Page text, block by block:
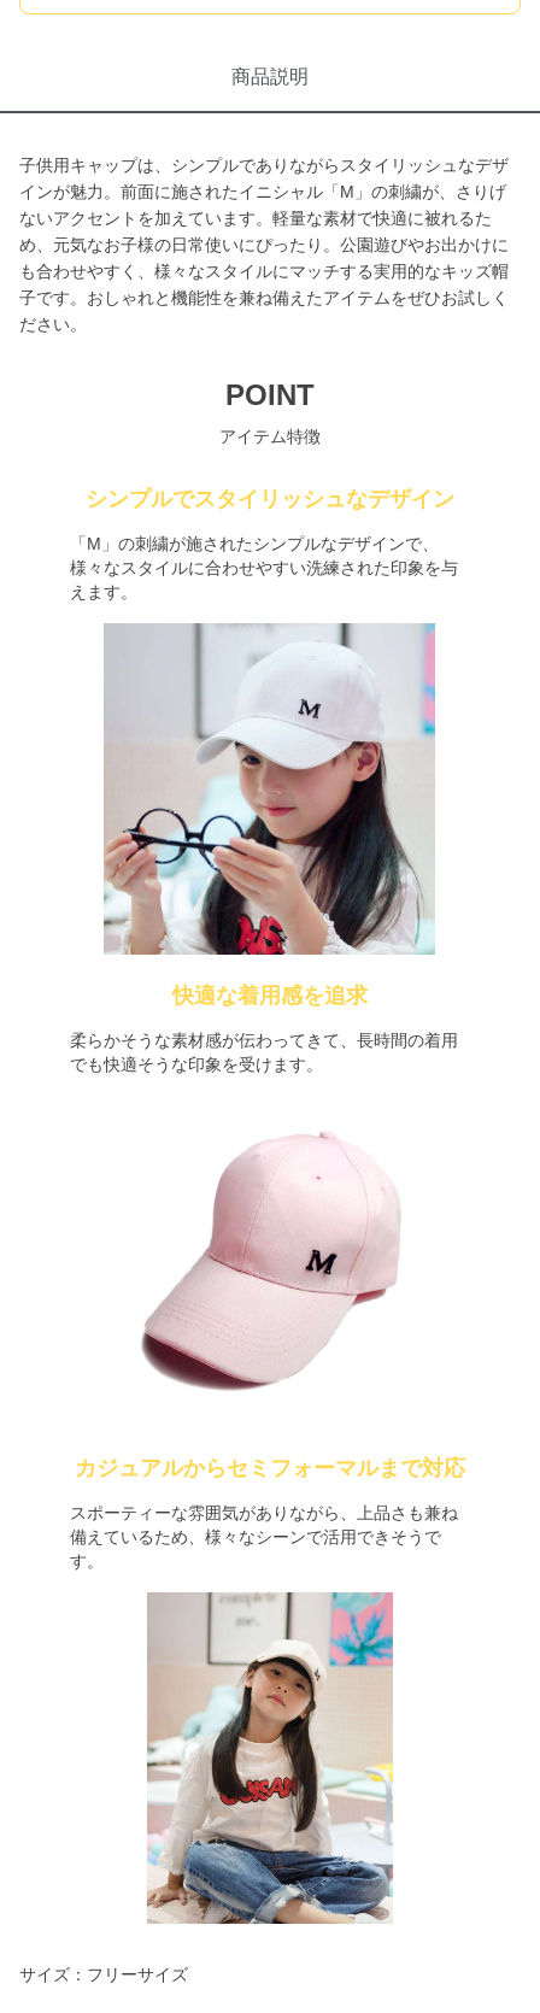
商品説明
子供用キャップは、シンプルでありながらスタイリッシュなデザ
インが魅力。前面に施されたイニシャル「M」の刺繍が、さりげ
ないアクセントを加えています。軽量な素材で快適に被れるた
め、元気なお子様の日常使いにぴったり。公園遊びやお出かけに
も合わせやすく、様々なスタイルにマッチする実用的なキッズ帽
子です。おしゃれと機能性を兼ね備えたアイテムをぜひお試しく
ださい。
POINT
アイテム特徴
シンプルでスタイリッシュなデザイン
「M」の刺繍が施されたシンプルなデザインで、
様々なスタイルに合わせやすい洗練された印象を与
えます。
快適な着用感を追求
柔らかそうな素材感が伝わってきて、長時間の着用
でも快適そうな印象を受けます。
カジュアルからセミフォーマルまで対応
スポーティーな雰囲気がありながら、上品さも兼ね
備えているため、様々なシーンで活用できそうで
す。
サイズ：フリーサイズ